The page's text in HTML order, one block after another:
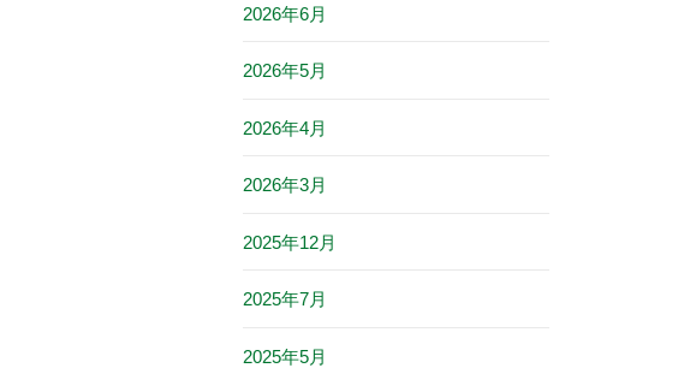
2026年6月
2026年5月
2026年4月
2026年3月
2025年12月
2025年7月
2025年5月